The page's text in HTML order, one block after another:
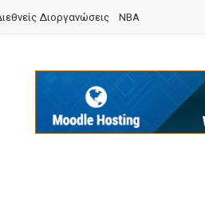
Διοργανώσεις NBA